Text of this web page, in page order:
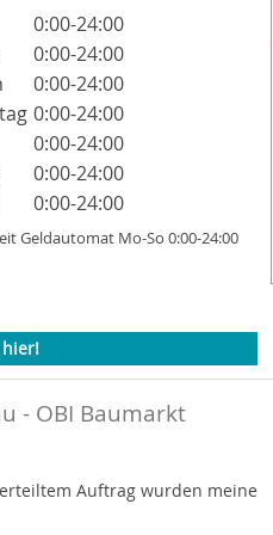
0:00-24:00
0:00-24:00
0:00-24:00
0:00-24:00
0:00-24:00
0:00-24:00
0:00-24:00
Geldautomat Mo-So 0:00-24:00
hier!
- OBI Baumarkt
Auftrag wurden meine